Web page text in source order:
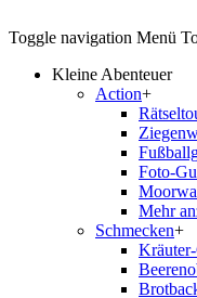
Toggle navigation Menü
Kleine Abenteuer
Action+
Foto-
Mehr
Schmecken+